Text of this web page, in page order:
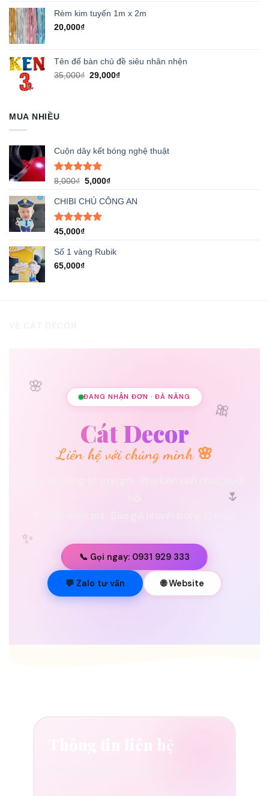
Rèm kim tuyến 1m x 2m
20,000₫
Tên để bàn chủ đề siêu nhân nhện
35,000₫ Giá
29,000₫Giá
MUA NHIỀU
Cuộn dây kết bóng nghệ thuật
Được xếp
5 sao
8,000₫ Giá
là:
8,000₫.
5,000₫Giá
tại
CHIBI CHÚ CÔNG AN
Được xếp
5 sao
45,000₫
Số 1 vàng Rubik
65,000₫
🌸
🎀
✨
🌷
💐
ĐANG NHẬN ĐƠN · ĐÀ NẴNG
Cát Decor
Liên hệ với chúng mình 🌸
📞 Gọi ngay: 0931 929 333
💬 Zalo tư vấn 🌐 Website
Thông tin liên hệ